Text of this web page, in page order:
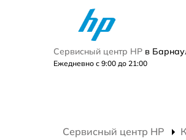
Сервисный центр HP в
Ежедневно с 9:00 до 21:00
Сервисный центр HP